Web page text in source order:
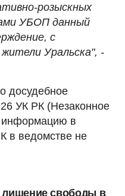
розыскных
УБОП данный
с
Уральска", -
досудебное
УК РК (Незаконное
в
в ведомстве не
лишение свободы в